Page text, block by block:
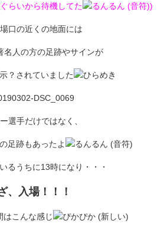
らいから待機してた )
口の近くの地面には
名人の方の足跡やサインが
？されていました
選手だけではなく、
足跡もあったよ
るうちに13時になり・・・
、入場！！！
はこんな感じ